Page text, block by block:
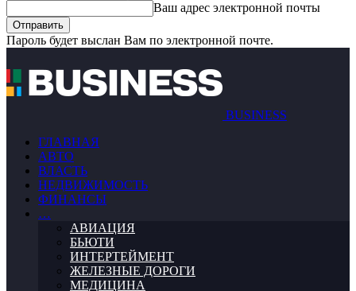
Ваш адрес электронной почты
Пароль будет выслан Вам по электронной почте.
BUSINESS
ГЛАВНАЯ
АВТО
ВЛАСТЬ
НЕДВИЖИМОСТЬ
ФИНАНСЫ
…
АВИАЦИЯ
БЬЮТИ
ИНТЕРТЕЙМЕНТ
ЖЕЛЕЗНЫЕ ДОРОГИ
МЕДИЦИНА